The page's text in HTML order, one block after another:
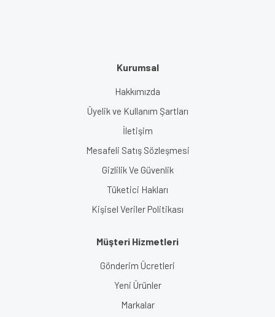
Kurumsal
Hakkımızda
Üyelik ve Kullanım Şartları
İletişim
Mesafeli Satış Sözleşmesi
Gizlilik Ve Güvenlik
Tüketici Hakları
Kişisel Veriler Politikası
Müşteri Hizmetleri
Gönderim Ücretleri
Yeni Ürünler
Markalar